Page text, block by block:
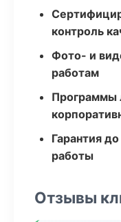
контроль
Фото- и
работам
Программы
Гарантия
работы
Отзывы